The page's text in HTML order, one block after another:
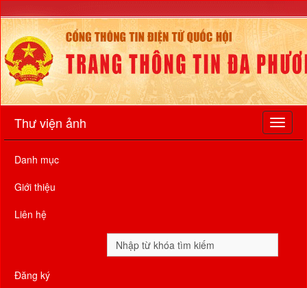
Thư viện ảnh
Danh mục
Giới thiệu
Liên hệ
Đăng ký